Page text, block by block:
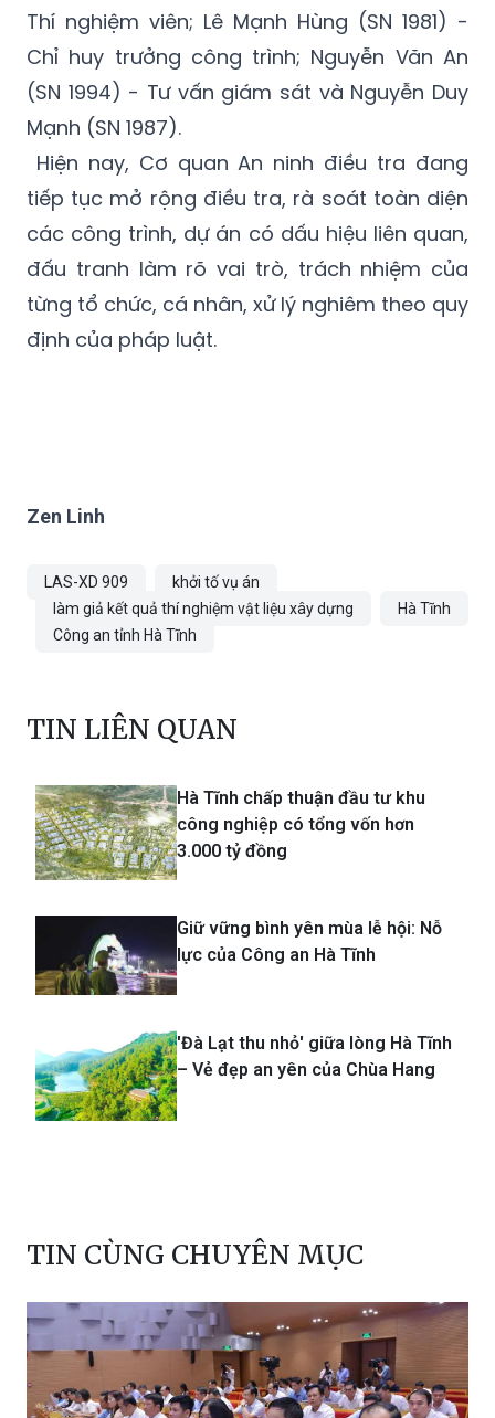
Thí nghiệm viên; Lê Mạnh Hùng (SN 1981) -
Chỉ huy trưởng công trình; Nguyễn Văn An
(SN 1994) - Tư vấn giám sát và Nguyễn Duy
Mạnh (SN 1987).
Hiện nay, Cơ quan An ninh điều tra đang
tiếp tục mở rộng điều tra, rà soát toàn diện
các công trình, dự án có dấu hiệu liên quan,
đấu tranh làm rõ vai trò, trách nhiệm của
từng tổ chức, cá nhân, xử lý nghiêm theo quy
định của pháp luật.
Zen Linh
LAS-XD 909
khởi tố vụ án
làm giả kết quả thí nghiệm vật liệu xây dựng
Hà Tĩnh
Công an tỉnh Hà Tĩnh
TIN LIÊN QUAN
Hà Tĩnh chấp thuận đầu tư khu
công nghiệp có tổng vốn hơn
3.000 tỷ đồng
Giữ vững bình yên mùa lễ hội: Nỗ
lực của Công an Hà Tĩnh
'Đà Lạt thu nhỏ' giữa lòng Hà Tĩnh
– Vẻ đẹp an yên của Chùa Hang
TIN CÙNG CHUYÊN MỤC